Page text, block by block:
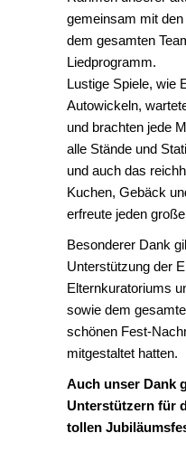
gemeinsam mit
dem gesamten
Liedprogramm.
Lustige Spiele, wie
Autowickeln,
und brachten jede
alle Stände und
und auch das
Kuchen, Gebäck
erfreute jeden
Besonderer Dank
Unterstützung der
Elternkuratoriums
sowie dem
schönen Fest-
mitgestaltet hatten.
Auch unser Dank
Unterstützern für
tollen